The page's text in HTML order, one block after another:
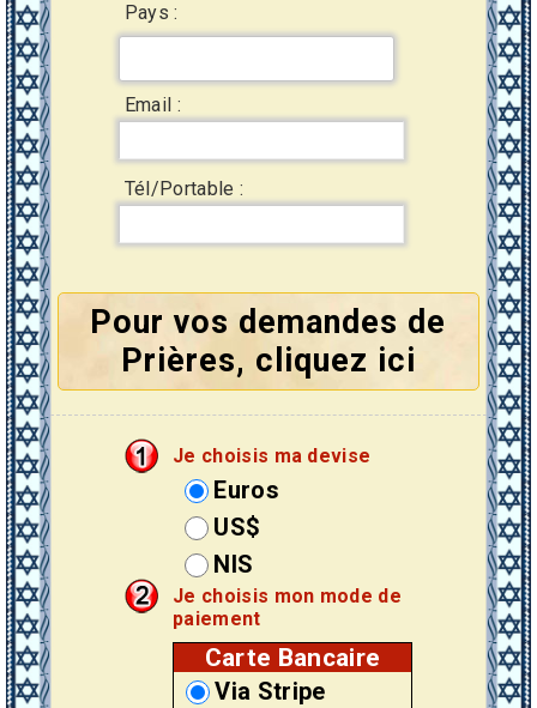
Pays :
Email :
Tél/Portable :
Pour vos demandes de
Prières, cliquez ici
Je choisis ma devise
Euros
US$
NIS
Je choisis mon mode de
paiement
Carte Bancaire
Via Stripe